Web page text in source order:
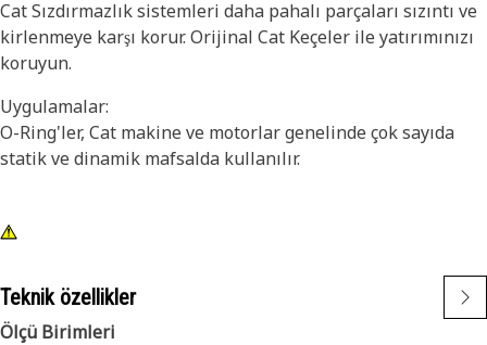
Cat Sızdırmazlık sistemleri daha pahalı parçaları sızıntı ve
kirlenmeye karşı korur. Orijinal Cat Keçeler ile yatırımınızı
koruyun.
Uygulamalar:
O-Ring'ler, Cat makine ve motorlar genelinde çok sayıda
statik ve dinamik mafsalda kullanılır.
Teknik özellikler
Ölçü Birimleri